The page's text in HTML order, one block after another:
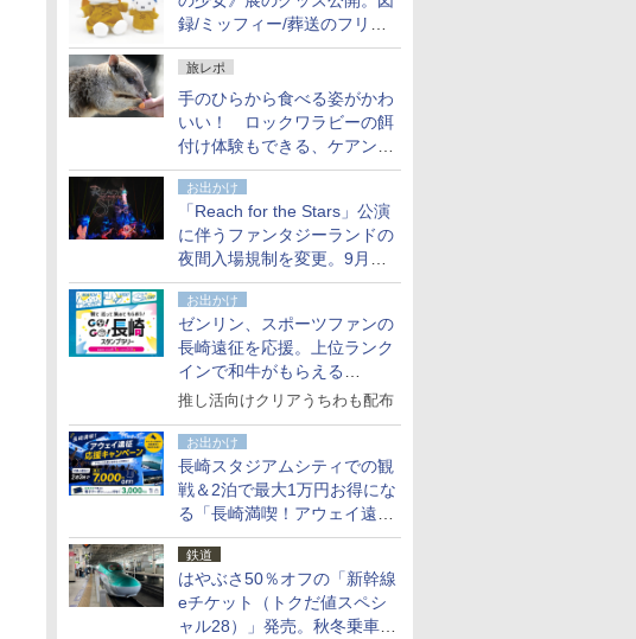
録/ミッフィー/葬送のフリー
レンほか、注目ブランドコラ
ボが実現
旅レポ
手のひらから食べる姿がかわ
いい！ ロックワラビーの餌
付け体験もできる、ケアンズ
でアサートン高原の日本語ガ
イド付きツアーに参加してみ
た
お出かけ
「Reach for the Stars」公演
に伴うファンタジーランドの
夜間入場規制を変更。9月か
ら18時50分～20時ごろに
お出かけ
ゼンリン、スポーツファンの
長崎遠征を応援。上位ランク
インで和牛がもらえる
「GO！GO！長崎スタンプラ
推し活向けクリアうちわも配布
お出かけ
長崎スタジアムシティでの観
戦＆2泊で最大1万円お得にな
る「長崎満喫！アウェイ遠征
応援キャンペーン」
鉄道
はやぶさ50％オフの「新幹線
eチケット（トクだ値スペシ
ャル28）」発売。秋冬乗車